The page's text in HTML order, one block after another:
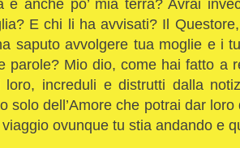
e anche po’ mia terra? Avrai
E chi li ha avvisati? Il
saputo avvolgere tua moglie e i
parole? Mio dio, come hai fatto a
loro, increduli e distrutti dalla
solo dell’Amore che potrai dar
ovunque tu stia andando e